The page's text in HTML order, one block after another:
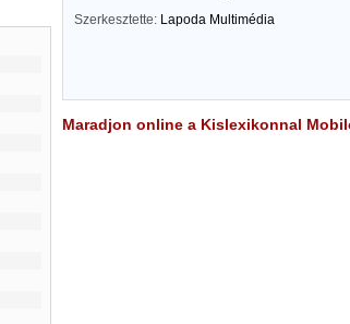
Szerkesztette: Lapoda Multimédia
Maradjon online a Kislexikonnal